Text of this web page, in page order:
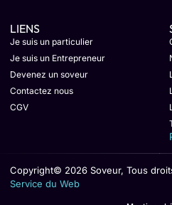
LIENS
Je suis un particulier
Je suis un Entrepreneur
Devenez un soveur
Contactez nous
CGV
Copyright© 2026 Soveur, Tous
Service du Web